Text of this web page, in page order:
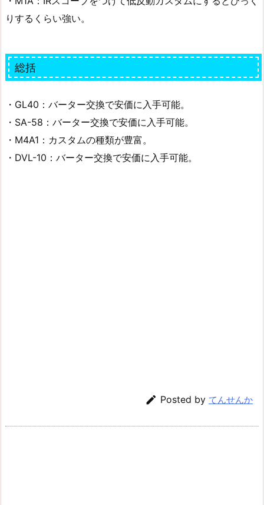
りするくらい強い。
総括
・GL40：バーター交換で安価に入手可能。
・SA-58：バーター交換で安価に入手可能。
・M4A1：カスタムの種類が豊富。
・DVL-10：バーター交換で安価に入手可能。
 Posted by てんせんか